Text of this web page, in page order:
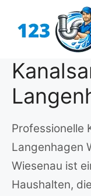
Inhalt
Professionelle
Langenhagen
Wiesenau ist
Haushalten,